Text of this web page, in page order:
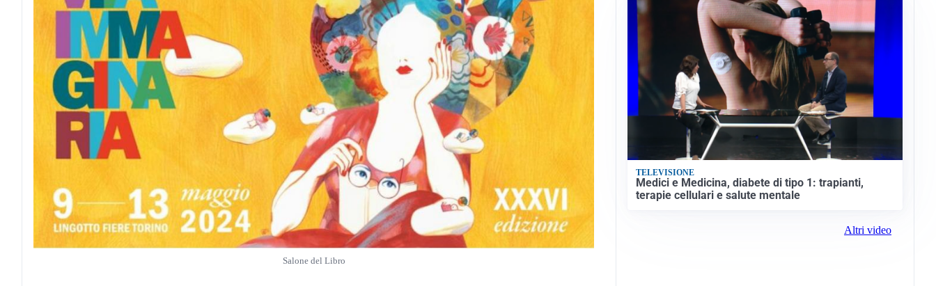
Salone del Libro
TELEVISIONE
Medici e Medicina, diabete di tipo 1: trapianti,
terapie cellulari e salute mentale
Altri video